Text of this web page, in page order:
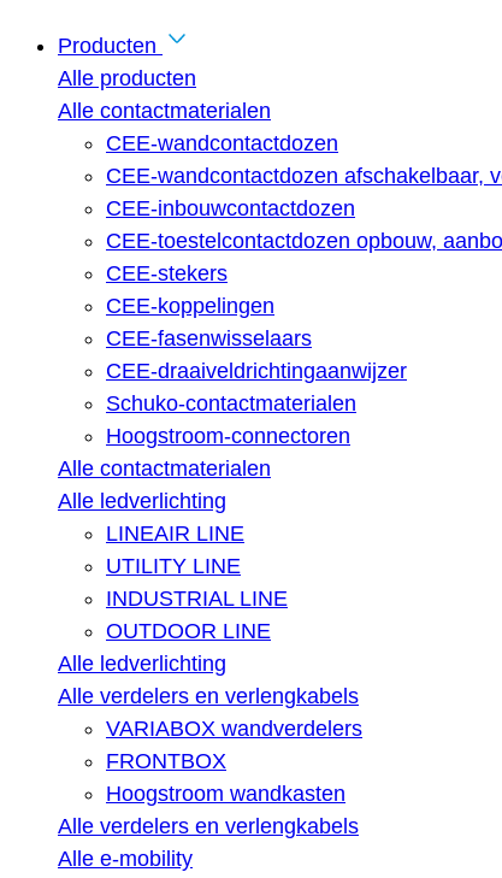
Producten
Alle producten
Alle contactmaterialen
CEE-wandcontactdozen
CEE-wandcontactdozen afschakelbaar,
CEE-inbouwcontactdozen
CEE-toestelcontactdozen opbouw,
CEE-stekers
CEE-koppelingen
CEE-fasenwisselaars
CEE-draaiveldrichtingaanwijzer
Schuko-contactmaterialen
Hoogstroom-connectoren
Alle contactmaterialen
Alle ledverlichting
LINEAIR LINE
UTILITY LINE
INDUSTRIAL LINE
OUTDOOR LINE
Alle ledverlichting
Alle verdelers en verlengkabels
VARIABOX wandverdelers
FRONTBOX
Hoogstroom wandkasten
Alle verdelers en verlengkabels
Alle e-mobility